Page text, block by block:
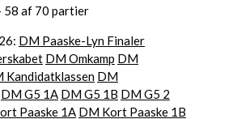
58 af 70 partier
DM Paaske-Lyn Finaler
DM Omkamp DM
Kandidatklassen DM
DM G5 1A DM G5 1B DM G5 2
Paaske 1A DM Kort Paaske 1B